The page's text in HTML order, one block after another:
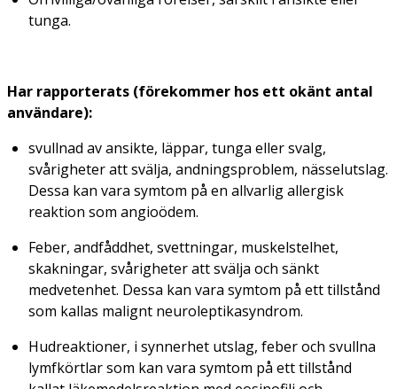
tunga.
Har rapporterats (förekommer hos ett okänt antal
användare):
svullnad av ansikte, läppar, tunga eller svalg,
svårigheter att svälja, andningsproblem, nässelutslag.
Dessa kan vara symtom på en allvarlig allergisk
reaktion som angioödem.
Feber, andfåddhet, svettningar, muskelstelhet,
skakningar, svårigheter att svälja och sänkt
medvetenhet. Dessa kan vara symtom på ett tillstånd
som kallas malignt neuroleptikasyndrom.
Hudreaktioner, i synnerhet utslag, feber och svullna
lymfkörtlar som kan vara symtom på ett tillstånd